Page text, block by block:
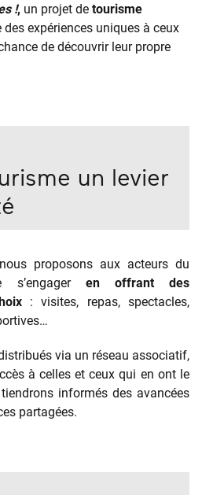
!, un projet de tourisme
expériences uniques à ceux
de découvrir leur propre
un levier
proposons aux acteurs du
s’engager en offrant des
: visites, repas, spectacles,
via un réseau associatif,
à celles et ceux qui en ont le
informés des avancées
partagées.